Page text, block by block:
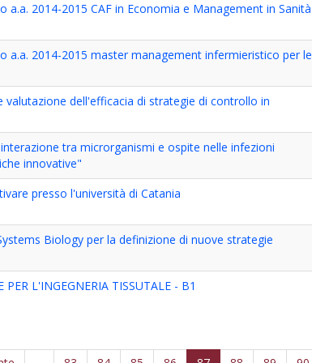
2014-2015 CAF in Economia e Management in Sanità
a.a. 2014-2015 master management infermieristico per le
dell'efficacia di strategie di controllo in
tra microrganismi e ospite nelle infezioni
innovative"
presso l'università di Catania
Biology per la definizione di nuove strategie
L'INGEGNERIA TISSUTALE - B1